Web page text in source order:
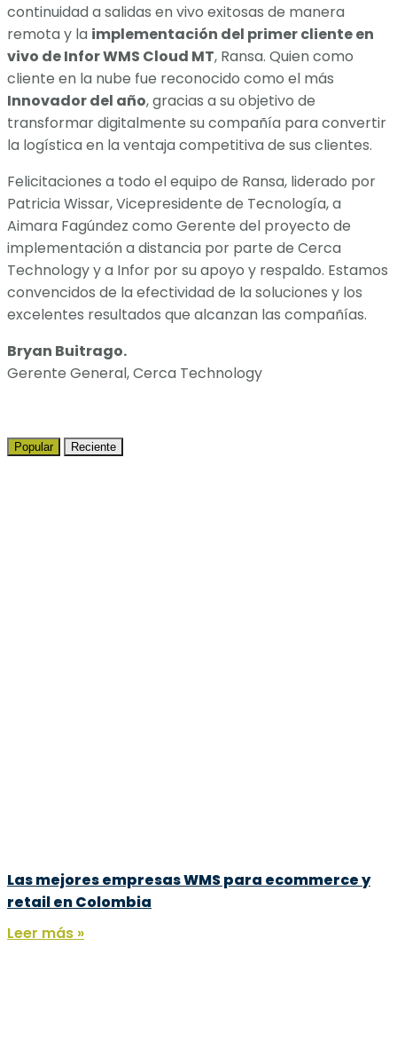
continuidad a salidas en vivo exitosas de manera
remota y la implementación del primer cliente en
vivo de Infor WMS Cloud MT, Ransa. Quien como
cliente en la nube fue reconocido como el más
Innovador del año, gracias a su objetivo de
transformar digitalmente su compañía para convertir
la logística en la ventaja competitiva de sus clientes.
Felicitaciones a todo el equipo de Ransa, liderado por
Patricia Wissar, Vicepresidente de Tecnología, a
Aimara Fagúndez como Gerente del proyecto de
implementación a distancia por parte de Cerca
Technology y a Infor por su apoyo y respaldo. Estamos
convencidos de la efectividad de la soluciones y los
excelentes resultados que alcanzan las compañías.
Bryan Buitrago.
Gerente General, Cerca Technology
Popular Reciente
Las mejores empresas WMS para ecommerce y
retail en Colombia
Leer más »